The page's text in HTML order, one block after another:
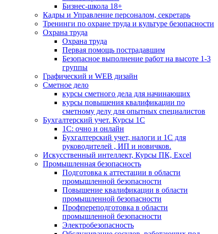
Бизнес-школа 18+
Кадры и Управление персоналом, секретарь
Тренинги по охране труда и культуре безопасности
Охрана труда
Охрана труда
Первая помощь пострадавшим
Безопасное выполнение работ на высоте 1-3
группы
Графический и WEB дизайн
Сметное дело
курсы сметного дела для начинающих
курсы повышения квалификации по
сметному делу для опытных специалистов
Бухгалтерский учет. Курсы 1С
1С: очно и онлайн
Бухгалтерский учет, налоги и 1С для
руководителей , ИП и новичков.
Искусственный интеллект, Курсы ПК, Excel
Промышленная безопасность
Подготовка к аттестации в области
промышленной безопасности
Повышение квалификации в области
промышленной безопасности
Профпереподготовка в области
промышленной безопасности
Электробезопасность